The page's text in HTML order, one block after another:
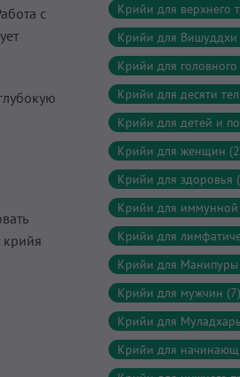
с
Крийи для верхнего
Крийи для Вишуддхи
Крийи для головного
Крийи для десяти
Крийи для детей и
Крийи для женщин
Крийи для здоровья
Крийи для иммунной
Крийи для
Крийи для Манипуры
Крийи для мужчин (7)
Крийи для
Крийи для